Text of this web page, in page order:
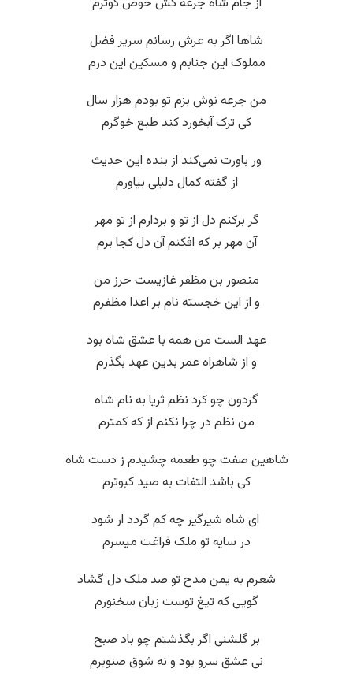
شاها اگر به عرش رسانم سریر فضل
مملوک این جنابم و مسکین این درم
من جرعه نوش بزم تو بودم هزار سال
کی ترک آبخورد کند طبع خوگرم
ور باورت نمی‌کند از بنده این حدیث
از گفته کمال دلیلی بیاورم
گر برکنم دل از تو و بردارم از تو مهر
آن مهر بر که افکنم آن دل کجا برم
منصور بن مظفر غازیست حرز من
و از این خجسته نام بر اعدا مظفرم
عهد الست من همه با عشق شاه بود
و از شاهراه عمر بدین عهد بگذرم
گردون چو کرد نظم ثریا به نام شاه
من نظم در چرا نکنم از که کمترم
شاهین صفت چو طعمه چشیدم ز دست شاه
کی باشد التفات به صید کبوترم
‌ ای شاه شیرگیر چه کم گردد ار شود
در سایه تو ملک فراغت میسرم
شعرم به یمن مدح تو صد ملک دل گشاد
گویی که تیغ توست زبان سخنورم
بر گلشنی اگر بگذشتم چو باد صبح
نی عشق سرو بود و نه شوق صنوبرم